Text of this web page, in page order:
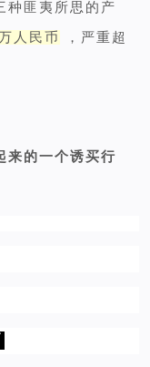
种匪夷所思的产
人民币 ，严重超
来的一个诱买行